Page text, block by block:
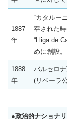
1887
年
“カタルー
宰された
“Lliga de
めに創設。
1888
年
バルセロ
(リベーラ
●政治的ナショナ